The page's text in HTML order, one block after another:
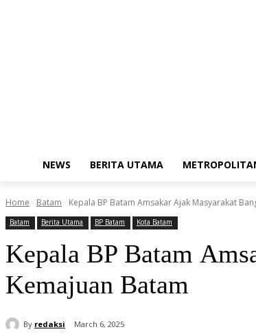
NEWS BERITA UTAMA
Home Batam Kepala BP Batam Amsakar Ajak Masyarakat
Batam Berita Utama BP Batam Kota Batam
Kepala BP Batam
Kemajuan Batam
By redaksi March 6, 2025